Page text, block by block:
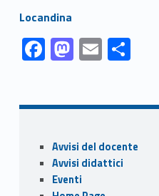
Link identifier #identifier__149553-1Locandina
Link identifier #identifier__55549-1
F
ac
b
o
o
k
Link identifier #identifier__100381-2 M
as
d
o
n
Link identifier #identifier__38765-3 E
m
l
Link identifier #identifier__52912-4 C
o
di
vi
Sidebar
Avvisi del docente
Avvisi didattici
Eventi